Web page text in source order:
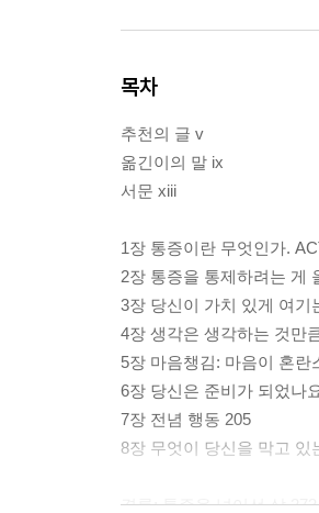
목차
추천의 글 v
옮긴이의 말 ix
서문 xiii
1장 통증이란 무엇인가.
2장 통증을 통제하려는 게
3장 당신이 가치 있게 여기
4장 생각은 생각하는 것만
5장 마음챙김: 마음이 혼란
6장 당신은 준비가 되었나
7장 전념 행동 205
8장 무엇이 당신을 막고 있
결론: 통증을 넘어선 삶 273